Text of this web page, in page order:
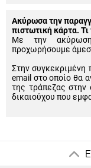
Ακύρωσα την
πιστωτική κάρτα.
Με την ακύρωση
προχωρήσουμε
Στην συγκεκριμένη
email στο οποίο θα
της τράπεζας στην
δικαιούχου που